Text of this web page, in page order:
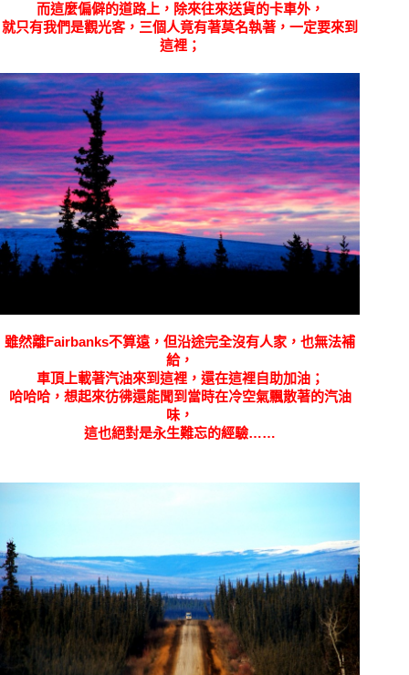
而這麼偏僻的道路上，除來往來送貨的卡車外，
就只有我們是觀光客，三個人竟有著莫名執著，一定要來到
這裡；
雖然離Fairbanks不算遠，但沿途完全沒有人家，也無法補
給，
車頂上載著汽油來到這裡，還在這裡自助加油；
哈哈哈，想起來彷彿還能聞到當時在冷空氣飄散著的汽油
味，
這也絕對是永生難忘的經驗……